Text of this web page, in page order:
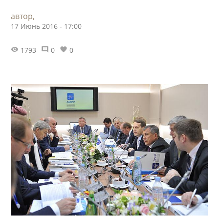
автор,
17 Июнь 2016 - 17:00
1793 0 0